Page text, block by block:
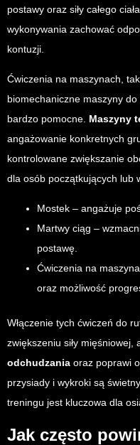
postawy oraz siły całego
wykonywania zachować
kontuzji.
Ćwiczenia na maszynach,
biomechaniczne maszyny
bardzo pomocne. Maszyny
angażowanie konkretnych
kontrolowane zwiększanie
dla osób początkujących lub
Mostek – angażuje
Martwy ciąg –
postawę.
Ćwiczenia na
oraz możliwość
Włączenie tych ćwiczeń do
zwiększeniu siły
odchudzania oraz poprawi
przysiady i wykroki są
treningu jest kluczowa dla
Jak często